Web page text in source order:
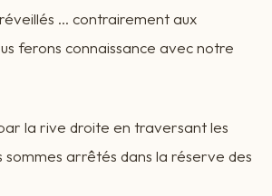
... contrairement aux
ferons connaissance avec notre
la rive droite en traversant les
sommes arrêtés dans la réserve des